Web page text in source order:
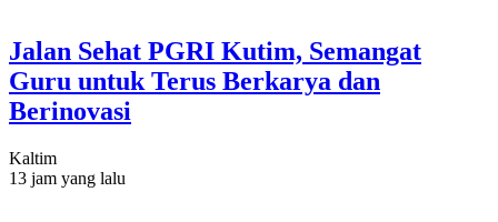
Jalan Sehat PGRI Kutim, Semangat
Guru untuk Terus Berkarya dan
Berinovasi
Kaltim
13 jam yang lalu